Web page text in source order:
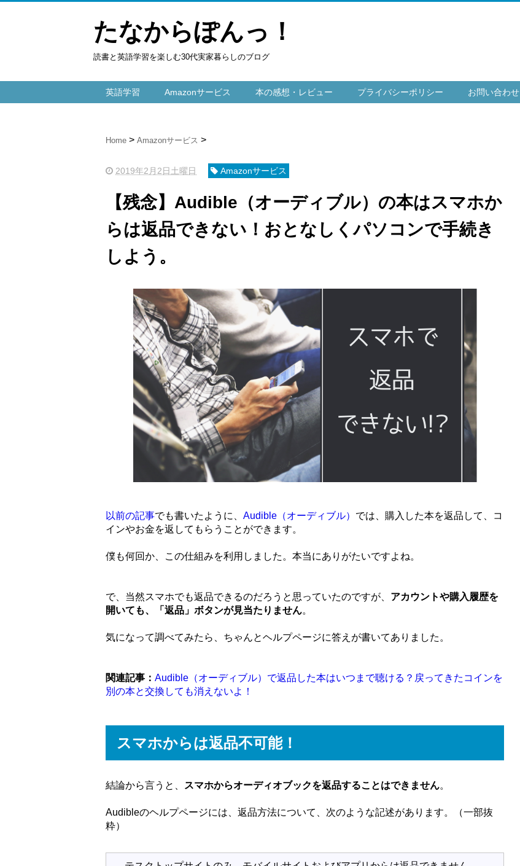
たなからぽんっ！
読書と英語学習を楽しむ30代実家暮らしのブログ
英語学習 Amazonサービス 本の感想・レビュー プライバシーポリシー お問い合わせ
Home Amazonサービス
2019年2月2日土曜日 Amazonサービス
【残念】Audible（オーディブル）の本はスマホか
らは返品できない！おとなしくパソコンで手続き
しよう。
以前の記事でも書いたように、 Audible（オーディブル） では、購入した本を返品して、コ
インやお金を返してもらうことができます。
僕も何回か、この仕組みを利用しました。本当にありがたいですよね。
で、当然スマホでも返品できるのだろうと思っていたのですが、 アカウントや購入履歴を
開いても、「返品」ボタンが見当たりません。
気になって調べてみたら、ちゃんとヘルプページに答えが書いてありました。
関連記事： Audible（オーディブル）で返品した本はいつまで聴ける？戻ってきたコインを
別の本と交換しても消えないよ！
スマホからは返品不可能！
結論から言うと、 スマホからオーディオブックを返品することはできません。
Audibleのヘルプページには、返品方法について、次のような記述があります。（一部抜
粋）